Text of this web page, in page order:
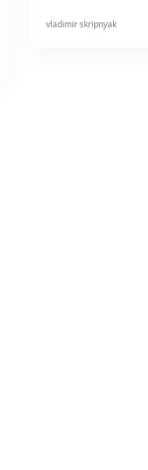
vladimir skripnyak